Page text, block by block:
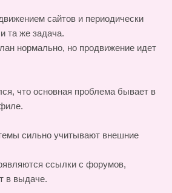
сайтов и периодически
та же задача.
нормально, но продвижение идет
что основная проблема бывает в
сильно учитывают внешние
ссылки с форумов,
в выдаче.